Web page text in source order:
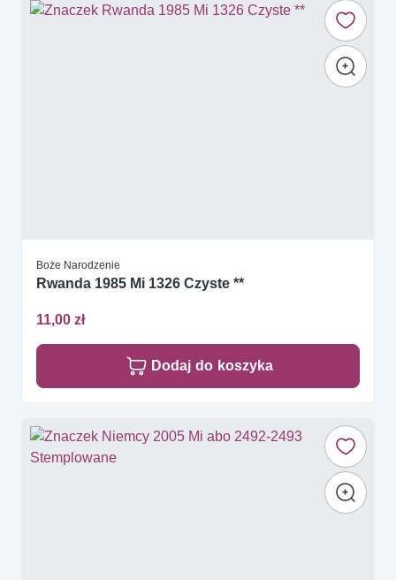
Boże Narodzenie
Rwanda 1985 Mi 1326 Czyste **
11,00 zł
Dodaj do koszyka